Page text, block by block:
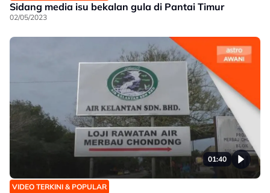
Sidang media isu bekalan gula di Pantai Timur
02/05/2023
01:40
VIDEO TERKINI & POPULAR